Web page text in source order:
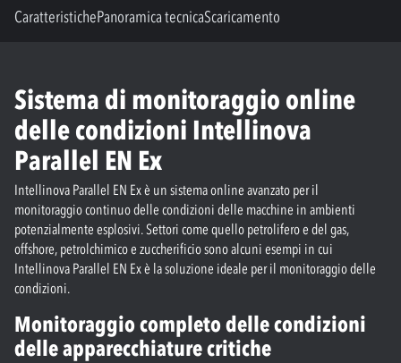
CaratteristichePanoramica tecnicaScaricamento
Sistema di monitoraggio online
delle condizioni Intellinova
Parallel EN Ex
Intellinova Parallel EN Ex è un sistema online avanzato per il
monitoraggio continuo delle condizioni delle macchine in ambienti
potenzialmente esplosivi. Settori come quello petrolifero e del gas,
offshore, petrolchimico e zuccherificio sono alcuni esempi in cui
Intellinova Parallel EN Ex è la soluzione ideale per il monitoraggio delle
condizioni.
Monitoraggio completo delle condizioni
delle apparecchiature critiche